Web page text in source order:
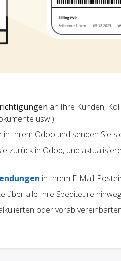
an Ihre Kunden,
usw.)
in Ihrem Odoo und senden Sie
zurück in Odoo, und
in Ihrem E-Mail-
über alle Ihre Spediteure hinweg
oder vorab